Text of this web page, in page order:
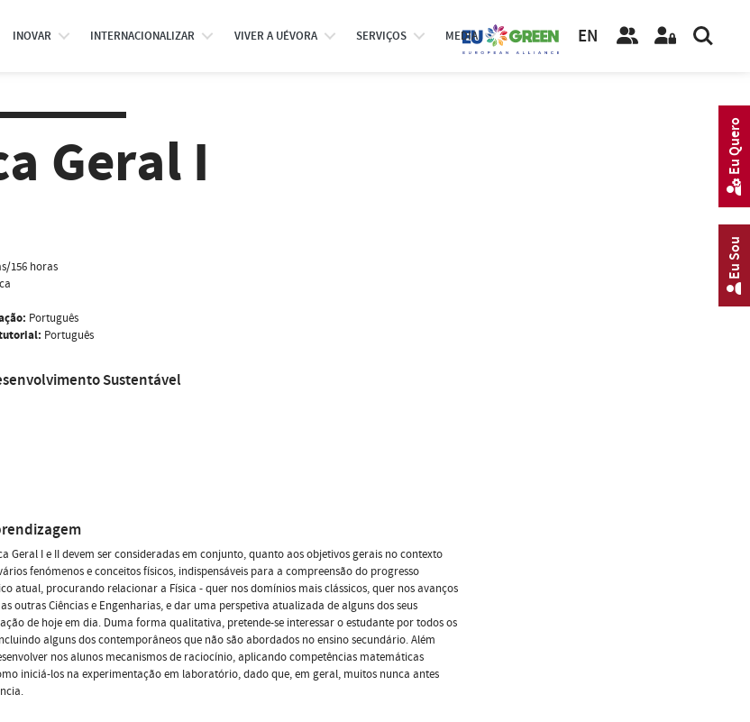
INOVAR INTERNACIONALIZAR VIVER A UÉVORA SERVIÇOS MEDIA EN
Geral I
156 horas
Português
Português
Sustentável
Geral I e II devem ser consideradas em conjunto, quanto aos objetivos gerais no contexto
fenómenos e conceitos físicos, indispensáveis para a compreensão do progresso
atual, procurando relacionar a Física - quer nos domínios mais clássicos, quer nos avanços
outras Ciências e Engenharias, e dar uma perspetiva atualizada de alguns dos seus
de hoje em dia. Duma forma qualitativa, pretende-se interessar o estudante por todos os
alguns dos contemporâneos que não são abordados no ensino secundário. Além
nos alunos mecanismos de raciocínio, aplicando competências matemáticas
iniciá-los na experimentação em laboratório, dado que, em geral, muitos nunca antes
Eu Sou
Eu Quero